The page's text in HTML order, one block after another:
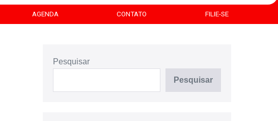
AGENDA CONTATO FILIE-SE
Pesquisar
Pesquisar